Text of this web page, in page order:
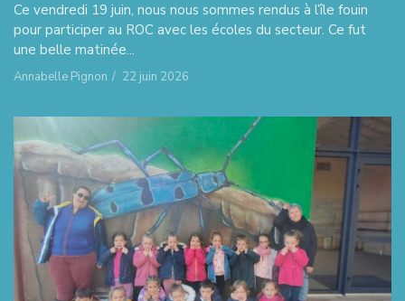
Ce vendredi 19 juin, nous nous sommes rendus à l’île fouin
pour participer au ROC avec les écoles du secteur. Ce fut
une belle matinée...
Annabelle Pignon / 22 juin 2026